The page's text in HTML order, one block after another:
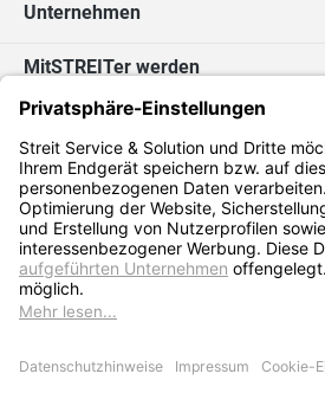
Unternehmen
MitSTREITer werden
Kontakt
Social Media
* Alle Preise exkl. MwSt. zzgl.Versandkosten